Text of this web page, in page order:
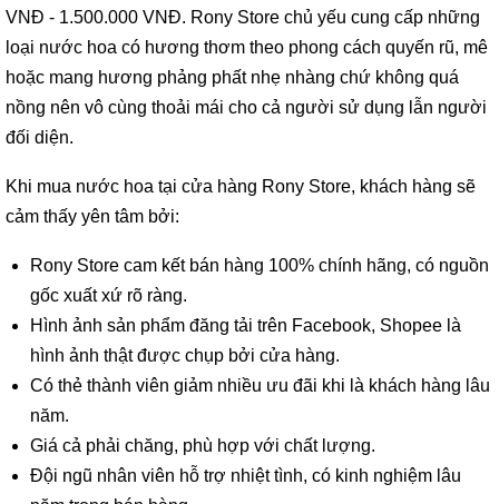
VNĐ - 1.500.000 VNĐ. Rony Store chủ yếu cung cấp những
loại nước hoa có hương thơm theo phong cách quyến rũ, mê
hoặc mang hương phảng phất nhẹ nhàng chứ không quá
nồng nên vô cùng thoải mái cho cả người sử dụng lẫn người
đối diện.
Khi mua nước hoa tại cửa hàng Rony Store, khách hàng sẽ
cảm thấy yên tâm bởi:
Rony Store cam kết bán hàng 100% chính hãng, có nguồn
gốc xuất xứ rõ ràng.
Hình ảnh sản phẩm đăng tải trên Facebook, Shopee là
hình ảnh thật được chụp bởi cửa hàng.
Có thẻ thành viên giảm nhiều ưu đãi khi là khách hàng lâu
năm.
Giá cả phải chăng, phù hợp với chất lượng.
Đội ngũ nhân viên hỗ trợ nhiệt tình, có kinh nghiệm lâu